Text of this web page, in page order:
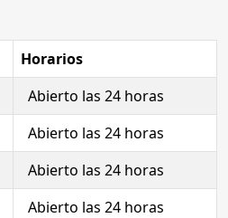
Horarios
Abierto las 24 horas
Abierto las 24 horas
Abierto las 24 horas
Abierto las 24 horas